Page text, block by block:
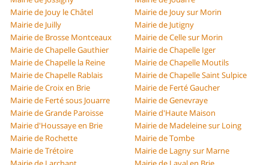
Mairie de Jouy le Châtel
Mairie de Jouy sur Morin
Mairie de Juilly
Mairie de Jutigny
Mairie de Brosse Montceaux
Mairie de Celle sur Morin
Mairie de Chapelle Gauthier
Mairie de Chapelle Iger
Mairie de Chapelle la Reine
Mairie de Chapelle Moutils
Mairie de Chapelle Rablais
Mairie de Chapelle Saint Sulpice
Mairie de Croix en Brie
Mairie de Ferté Gaucher
Mairie de Ferté sous Jouarre
Mairie de Genevraye
Mairie de Grande Paroisse
Mairie d'Haute Maison
Mairie d'Houssaye en Brie
Mairie de Madeleine sur Loing
Mairie de Rochette
Mairie de Tombe
Mairie de Trétoire
Mairie de Lagny sur Marne